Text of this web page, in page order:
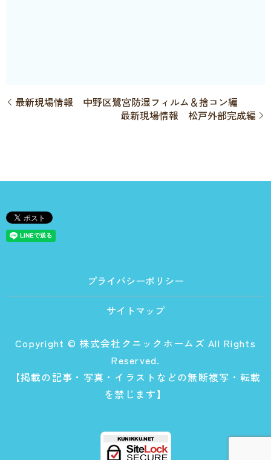
最新現場情報 中野区鷺宮防湿フィルム＆捨コン編
最新現場情報 松戸外部完成編
プライバシーポリシー
サイトマップ
Copyright © 株式会社クニックホームズ All Rights
Reserved.
【掲載の記事・写真・イラストなどの無断複写・転載
を禁じます】